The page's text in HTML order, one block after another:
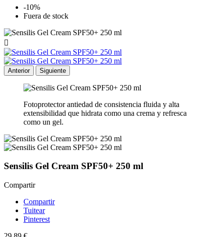
-10%
Fuera de stock

Anterior Siguiente
Fotoprotector antiedad de consistencia fluida y alta
extensibilidad que hidrata como una crema y refresca
como un gel.
Sensilis Gel Cream SPF50+ 250 ml
Compartir
Compartir
Tuitear
Pinterest